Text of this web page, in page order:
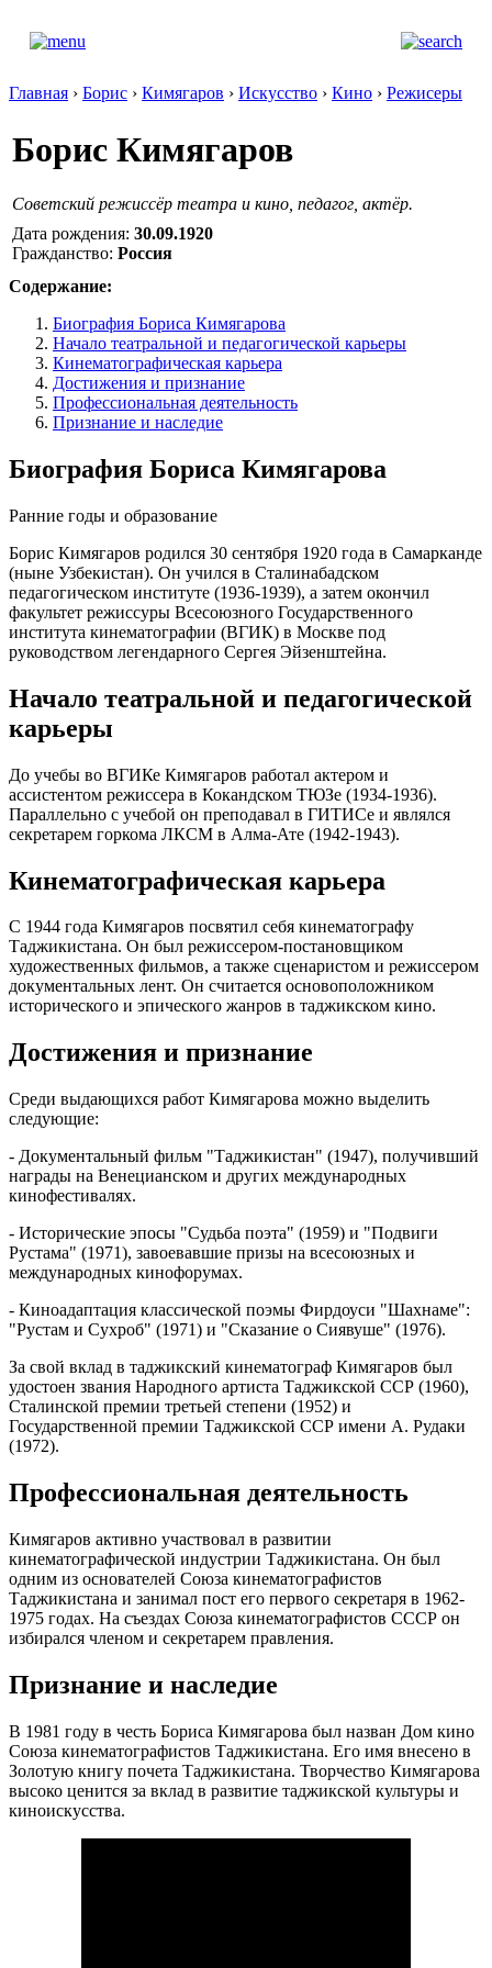
Главная › Борис › Кимягаров › Искусство › Кино › Режисеры
Борис Кимягаров
Советский режиссёр театра и кино, педагог, актёр.
Дата рождения: 30.09.1920
Гражданство: Россия
Содержание:
Биография Бориса Кимягарова
Начало театральной и педагогической карьеры
Кинематографическая карьера
Достижения и признание
Профессиональная деятельность
Признание и наследие
Биография Бориса Кимягарова
Ранние годы и образование
Борис Кимягаров родился 30 сентября 1920 года в Самарканде
(ныне Узбекистан). Он учился в Сталинабадском
педагогическом институте (1936-1939), а затем окончил
факультет режиссуры Всесоюзного Государственного
института кинематографии (ВГИК) в Москве под
руководством легендарного Сергея Эйзенштейна.
Начало театральной и педагогической
карьеры
До учебы во ВГИКе Кимягаров работал актером и
ассистентом режиссера в Кокандском ТЮЗе (1934-1936).
Параллельно с учебой он преподавал в ГИТИСе и являлся
секретарем горкома ЛКСМ в Алма-Ате (1942-1943).
Кинематографическая карьера
С 1944 года Кимягаров посвятил себя кинематографу
Таджикистана. Он был режиссером-постановщиком
художественных фильмов, а также сценаристом и режиссером
документальных лент. Он считается основоположником
исторического и эпического жанров в таджикском кино.
Достижения и признание
Среди выдающихся работ Кимягарова можно выделить
следующие:
- Документальный фильм "Таджикистан" (1947), получивший
награды на Венецианском и других международных
кинофестивалях.
- Исторические эпосы "Судьба поэта" (1959) и "Подвиги
Рустама" (1971), завоевавшие призы на всесоюзных и
международных кинофорумах.
- Киноадаптация классической поэмы Фирдоуси "Шахнаме":
"Рустам и Сухроб" (1971) и "Сказание о Сиявуше" (1976).
За свой вклад в таджикский кинематограф Кимягаров был
удостоен звания Народного артиста Таджикской ССР (1960),
Сталинской премии третьей степени (1952) и
Государственной премии Таджикской ССР имени А. Рудаки
(1972).
Профессиональная деятельность
Кимягаров активно участвовал в развитии
кинематографической индустрии Таджикистана. Он был
одним из основателей Союза кинематографистов
Таджикистана и занимал пост его первого секретаря в 1962-
1975 годах. На съездах Союза кинематографистов СССР он
избирался членом и секретарем правления.
Признание и наследие
В 1981 году в честь Бориса Кимягарова был назван Дом кино
Союза кинематографистов Таджикистана. Его имя внесено в
Золотую книгу почета Таджикистана. Творчество Кимягарова
высоко ценится за вклад в развитие таджикской культуры и
киноискусства.